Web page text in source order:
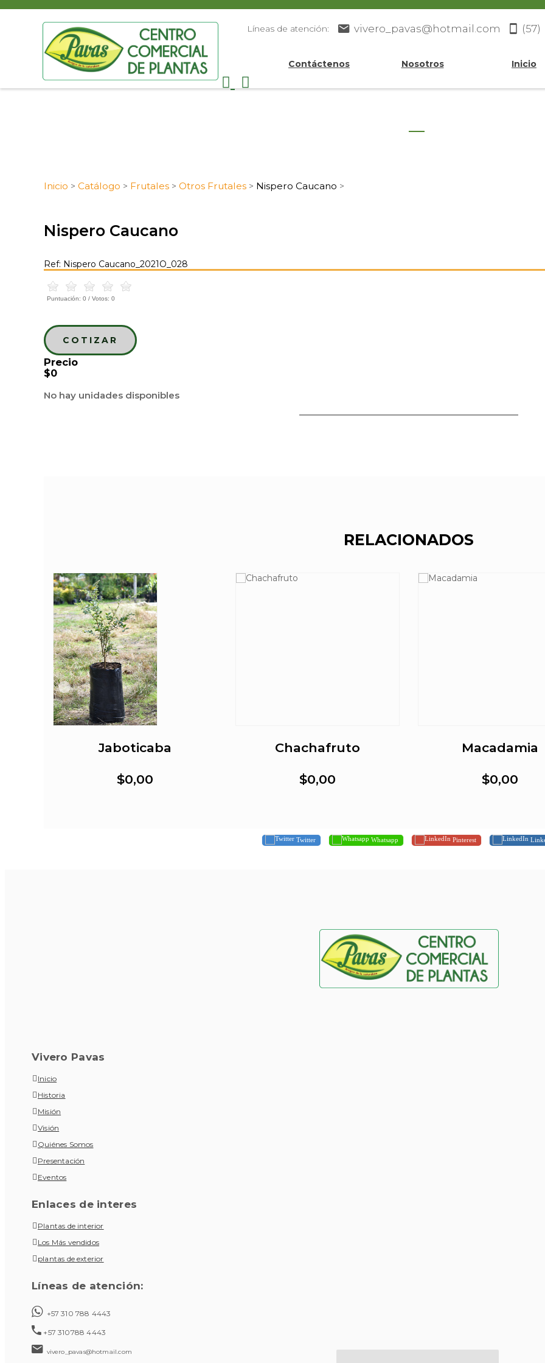
Líneas de atención: vivero_pavas@hotmail.com (57)
Contáctenos Nosotros Inicio
Inicio > Catálogo > Frutales > Otros Frutales > Nispero Caucano >
Nispero Caucano
Ref: Nispero Caucano_2021O_028
Puntuación: 0 / Votos: 0
COTIZAR
Precio
$0
No hay unidades disponibles
RELACIONADOS
Jaboticaba
$0,00
Chachafruto
$0,00
Macadamia
$0,00
Twitter Whatsapp Pinterest
Vivero Pavas
Inicio
Historia
Misión
Visión
Quiénes Somos
Presentación
Eventos
Enlaces de interes
Plantas de interior
Los Más vendidos
plantas de exterior
Líneas de atención:
+57 310 788 4443
+57 310788 4443
vivero_pavas@hotmail.com